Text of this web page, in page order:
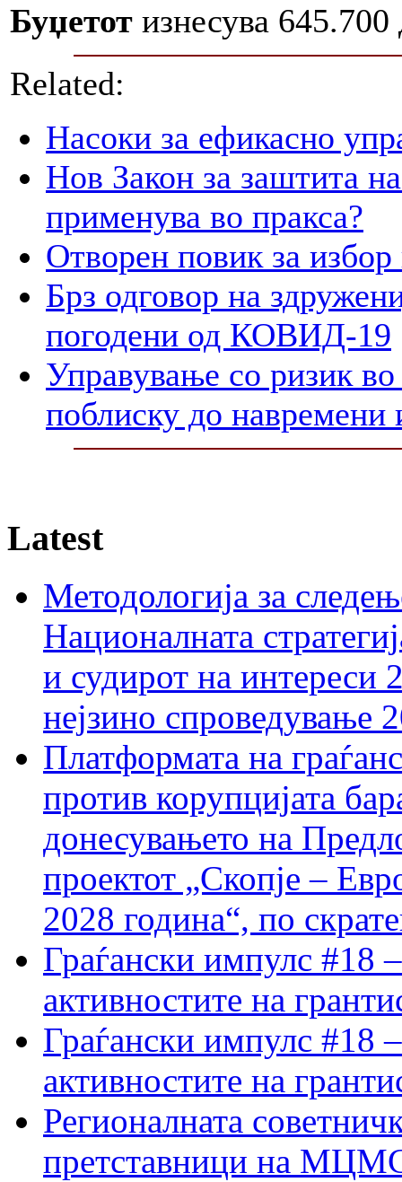
Буџетот изнесува 645.700
Related:
Насоки за ефикасно
Нов Закон за заштита
применува во пракса?
Отворен повик за избор
Брз одговор на
погодени од КОВИД-19
Управување со ризик
поблиску до навремени
Latest
Методологија за
Националната
и судирот на интереси
нејзино спроведување
Платформата на
против корупцијата
донесувањето на
проектот „Скопје –
2028 година“, по
Граѓански импулс #18
активностите на
Граѓански импулс #18
активностите на
Регионалната
претставници на МЦМС